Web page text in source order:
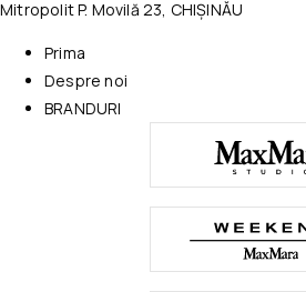
Mitropolit P. Movilă 23, CHIȘINĂU
Prima
Despre noi
BRANDURI